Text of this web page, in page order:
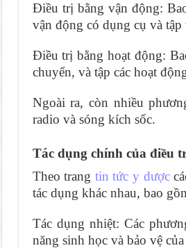
Điều trị bằng vận động:
vận động có dụng cụ và
Điều trị bằng hoạt động:
chuyển, và tập các hoạt
Ngoài ra, còn nhiều
radio và sóng kích sốc.
Tác dụng chính của điều
Theo trang tin tức y dược
tác dụng khác nhau, bao
Tác dụng nhiệt: Các
năng sinh học và bảo vệ